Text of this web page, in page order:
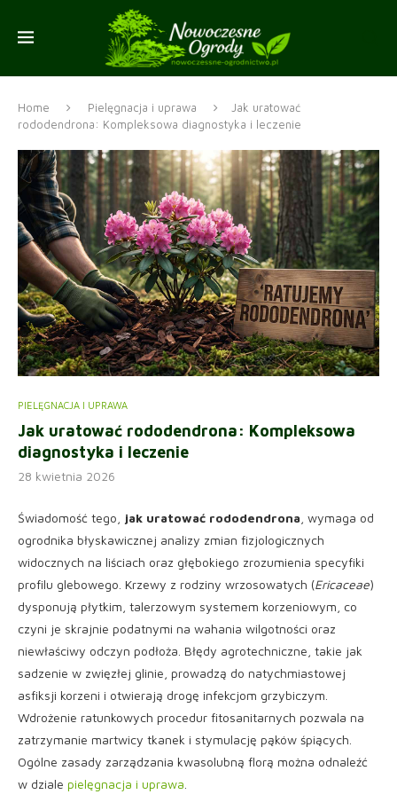
Home Pielęgnacja i uprawa
Jak uratować
rododendrona: Kompleksowa diagnostyka i leczenie
PIELĘGNACJA I UPRAWA
Jak uratować rododendrona: Kompleksowa
diagnostyka i leczenie
28 kwietnia 2026
Świadomość tego, jak uratować rododendrona , wymaga od
ogrodnika błyskawicznej analizy zmian fizjologicznych
widocznych na liściach oraz głębokiego zrozumienia specyfiki
profilu glebowego. Krzewy z rodziny wrzosowatych (Ericaceae)
dysponują płytkim, talerzowym systemem korzeniowym, co
czyni je skrajnie podatnymi na wahania wilgotności oraz
niewłaściwy odczyn podłoża. Błędy agrotechniczne, takie jak
sadzenie w zwięzłej glinie, prowadzą do natychmiastowej
asfiksji korzeni i otwierają drogę infekcjom grzybiczym.
Wdrożenie ratunkowych procedur fitosanitarnych pozwala na
zatrzymanie martwicy tkanek i stymulację pąków śpiących.
Ogólne zasady zarządzania kwasolubną florą można odnaleźć
w dziale pielęgnacja i uprawa